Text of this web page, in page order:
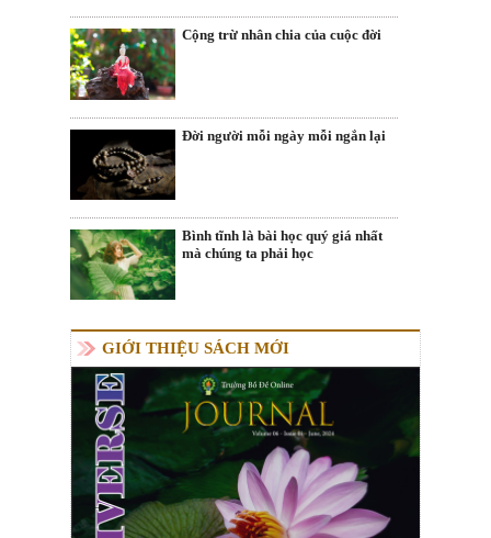
Cộng trừ nhân chia của cuộc đời
Đời người mỗi ngày mỗi ngắn lại
Bình tĩnh là bài học quý giá nhất
mà chúng ta phải học
GIỚI THIỆU SÁCH MỚI